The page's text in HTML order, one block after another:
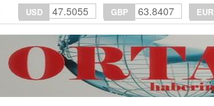
USD 47.5055 GBP 63.8407 EUR